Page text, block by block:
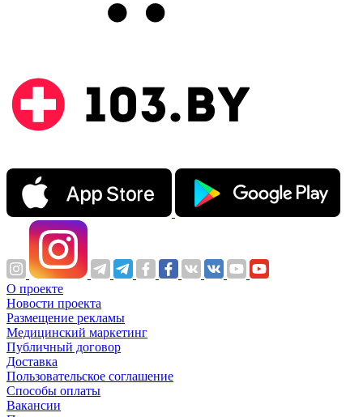
О проекте
Новости проекта
Размещение рекламы
Медицинский маркетинг
Публичный договор
Доставка
Пользовательское соглашение
Способы оплаты
Вакансии